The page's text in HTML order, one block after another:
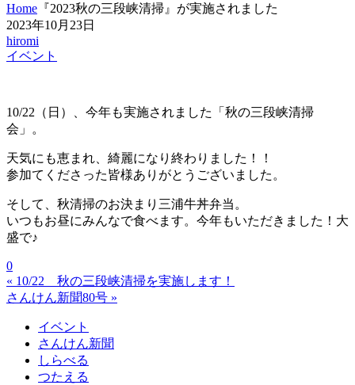
Home 『2023秋の三段峡清掃』が実施されました
2023年10月23日
hiromi
イベント
10/22（日）、今年も実施されました「秋の三段峡清掃
会」。
天気にも恵まれ、綺麗になり終わりました！！
参加てくださった皆様ありがとうございました。
そして、秋清掃のお決まり三浦牛丼弁当。
いつもお昼にみんなで食べます。今年もいただきました！大
盛で♪
0
« 10/22 秋の三段峡清掃を実施します！
さんけん新聞80号 »
イベント
さんけん新聞
しらべる
つたえる